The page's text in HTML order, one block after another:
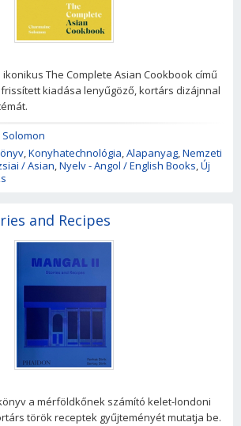
The Complete Asian Cookbook című
kiadása lenyűgöző, kortárs dizájnnal
,Konyhatechnológia,Alapanyag,Nemzeti
/ Asian,Nyelv - Angol / English Books,Új
and Recipes
a mérföldkőnek számító kelet-londoni
török receptek gyűjteményét mutatja be.